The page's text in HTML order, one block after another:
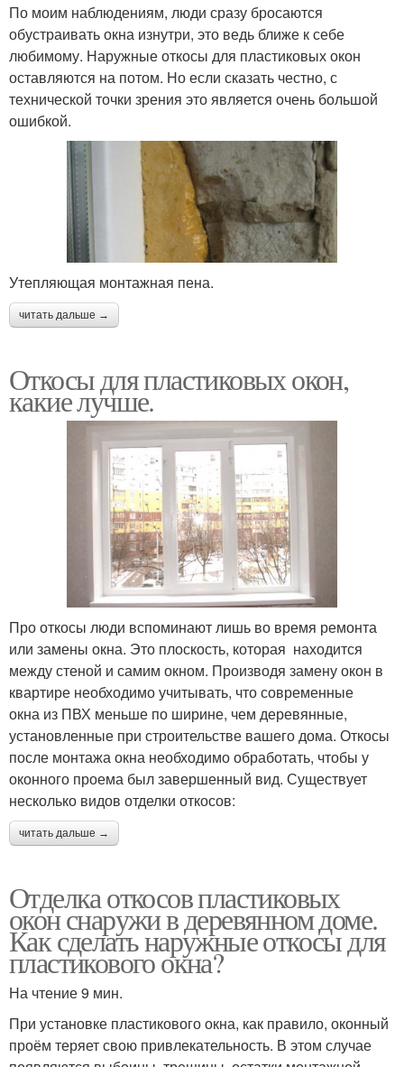
По моим наблюдениям, люди сразу бросаются
обустраивать окна изнутри, это ведь ближе к себе
любимому. Наружные откосы для пластиковых окон
оставляются на потом. Но если сказать честно, с
технической точки зрения это является очень большой
ошибкой.
Утепляющая монтажная пена.
читать дальше →
Откосы для пластиковых окон,
какие лучше.
Про откосы люди вспоминают лишь во время ремонта
или замены окна. Это плоскость, которая находится
между стеной и самим окном. Производя замену окон в
квартире необходимо учитывать, что современные
окна из ПВХ меньше по ширине, чем деревянные,
установленные при строительстве вашего дома. Откосы
после монтажа окна необходимо обработать, чтобы у
оконного проема был завершенный вид. Существует
несколько видов отделки откосов:
читать дальше →
Отделка откосов пластиковых
окон снаружи в деревянном доме.
Как сделать наружные откосы для
пластикового окна?
На чтение 9 мин.
При установке пластикового окна, как правило, оконный
проём теряет свою привлекательность. В этом случае